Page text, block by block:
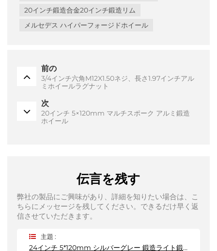
20インチ鍛造合金20インチ鍛造リム
メルセデス ハイパーフォージドホイール
前の
3/4インチ六角M12X1.50ネジ、長さ1.97インチアル
ミホイールラグナット
次
20インチ 5×120mm マルチスポーク アルミ鍛造
ホイール
伝言を残す
弊社の製品にご興味があり、詳細を知りたい場合は、こ
ちらにメッセージを残してください。できるだけ早く返
信させていただきます。
主題 :
24インチ 5*120mm シルバーグレー 鍛造ライト鍛造ホイール